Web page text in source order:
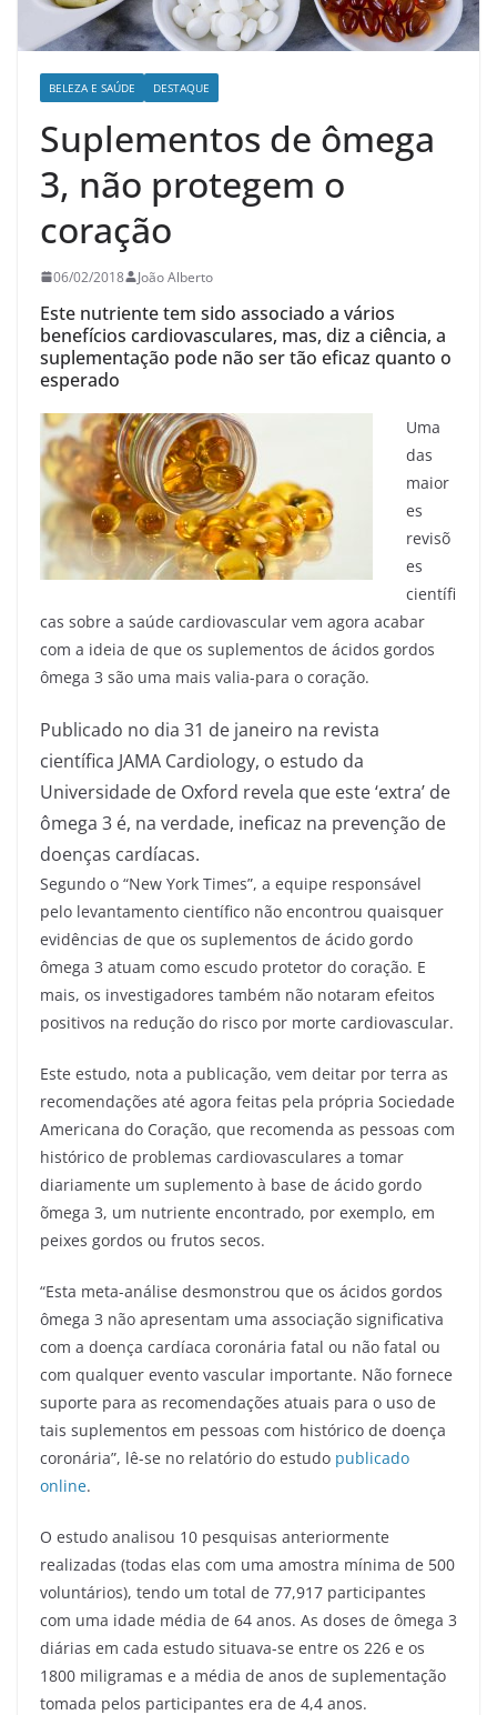
BELEZA E SAÚDE DESTAQUE
Suplementos de ômega
3, não protegem o
coração
06/02/2018 João Alberto
Este nutriente tem sido associado a vários
benefícios cardiovasculares, mas, diz a ciência, a
suplementação pode não ser tão eficaz quanto o
esperado
Uma
das
maior
es
revisõ
es
científi
cas sobre a saúde cardiovascular vem agora acabar
com a ideia de que os suplementos de ácidos gordos
ômega 3 são uma mais valia-para o coração.
Publicado no dia 31 de janeiro na revista
científica JAMA Cardiology, o estudo da
Universidade de Oxford revela que este ‘extra’ de
ômega 3 é, na verdade, ineficaz na prevenção de
doenças cardíacas.
Segundo o “New York Times”, a equipe responsável
pelo levantamento científico não encontrou quaisquer
evidências de que os suplementos de ácido gordo
ômega 3 atuam como escudo protetor do coração. E
mais, os investigadores também não notaram efeitos
positivos na redução do risco por morte cardiovascular.
Este estudo, nota a publicação, vem deitar por terra as
recomendações até agora feitas pela própria Sociedade
Americana do Coração, que recomenda as pessoas com
histórico de problemas cardiovasculares a tomar
diariamente um suplemento à base de ácido gordo
õmega 3, um nutriente encontrado, por exemplo, em
peixes gordos ou frutos secos.
“Esta meta-análise desmonstrou que os ácidos gordos
ômega 3 não apresentam uma associação significativa
com a doença cardíaca coronária fatal ou não fatal ou
com qualquer evento vascular importante. Não fornece
suporte para as recomendações atuais para o uso de
tais suplementos em pessoas com histórico de doença
coronária”, lê-se no relatório do estudo publicado
online.
O estudo analisou 10 pesquisas anteriormente
realizadas (todas elas com uma amostra mínima de 500
voluntários), tendo um total de 77,917 participantes
com uma idade média de 64 anos. As doses de ômega 3
diárias em cada estudo situava-se entre os 226 e os
1800 miligramas e a média de anos de suplementação
tomada pelos participantes era de 4,4 anos.